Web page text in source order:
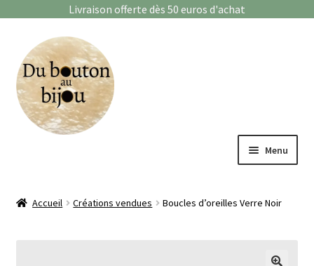
Livraison offerte dès 50 euros d'achat
Aller
la
navigation
Aller
au
contenu
Menu
Accueil Créations vendues Boucles d’oreilles Verre Noir